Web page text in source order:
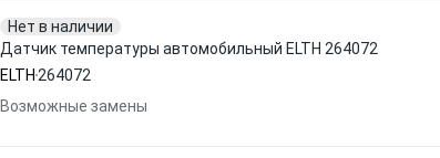
Нет в наличии
Датчик температуры автомобильный ELTH 264072
ELTH 264072
Возможные замены